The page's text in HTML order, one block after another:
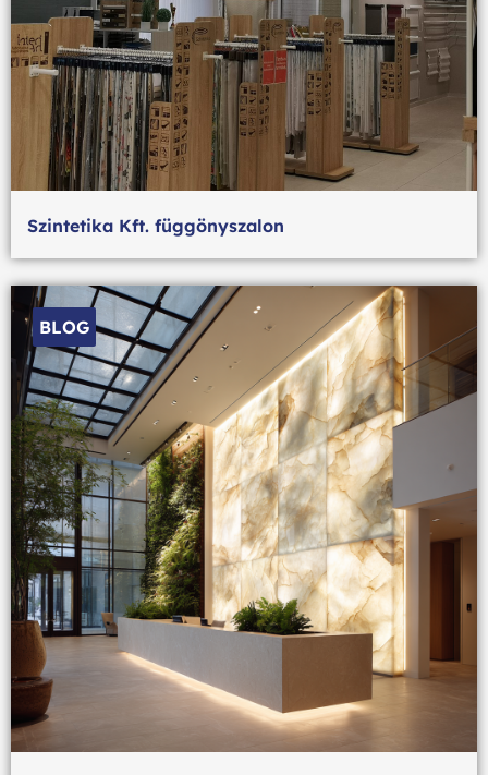
Szintetika Kft. függönyszalon
BLOG